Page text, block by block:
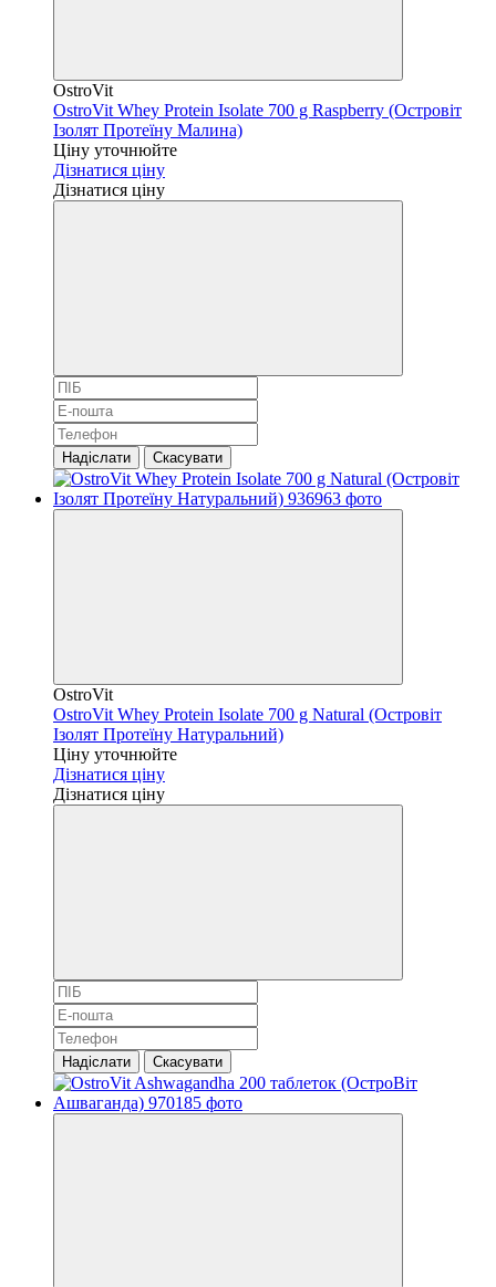
OstroVit
OstroVit Whey Protein Isolate 700 g Raspberry (Островіт
Ізолят Протеїну Малина)
Ціну уточнюйте
Дізнатися ціну
Дізнатися ціну
Надіслати Скасувати
OstroVit
OstroVit Whey Protein Isolate 700 g Natural (Островіт
Ізолят Протеїну Натуральний)
Ціну уточнюйте
Дізнатися ціну
Дізнатися ціну
Надіслати Скасувати